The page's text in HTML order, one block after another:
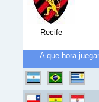
Recife
A que hora